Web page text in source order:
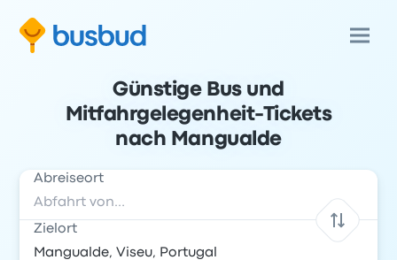
Günstige Bus und
Mitfahrgelegenheit-Tickets
nach Mangualde
Abreiseort
Zielort